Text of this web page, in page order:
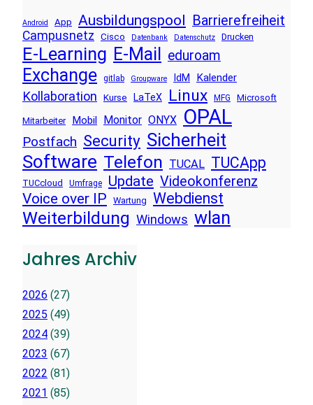
Android App Ausbildungspool Barrierefreiheit
Campusnetz Cisco Datenbank Datenschutz Drucken
E-Learning E-Mail eduroam
Exchange gitlab Groupware IdM Kalender
Kollaboration Kurse LaTeX Linux MFG Microsoft
Mitarbeiter Mobil Monitor ONYX OPAL
Postfach Security Sicherheit
Software Telefon TUCAL TUCApp
TUCcloud Umfrage Update Videokonferenz
Voice over IP Wartung Webdienst
Weiterbildung Windows wlan
Jahres Archiv
2026 (27)
2025 (49)
2024 (39)
2023 (67)
2022 (81)
2021 (85)